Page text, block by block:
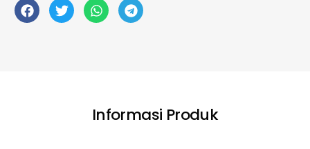
Informasi Produk